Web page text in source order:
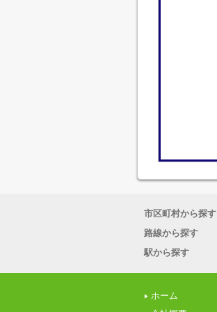
市区町村から探す
路線から探す
駅から探す
ホーム